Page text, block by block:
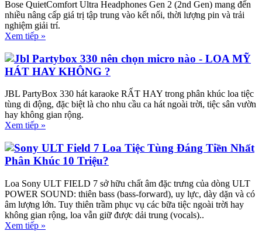
Bose QuietComfort Ultra Headphones Gen 2 (2nd Gen) mang đến
nhiều nâng cấp giá trị tập trung vào kết nối, thời lượng pin và trải
nghiệm giải trí.
Xem tiếp »
Jbl Partybox 330 nên chọn micro nào - LOA MỸ
HÁT HAY KHÔNG ?
JBL PartyBox 330 hát karaoke RẤT HAY trong phân khúc loa tiệc
tùng di động, đặc biệt là cho nhu cầu ca hát ngoài trời, tiệc sân vườn
hay không gian rộng.
Xem tiếp »
Sony ULT Field 7 Loa Tiệc Tùng Đáng Tiền Nhất
Phân Khúc 10 Triệu?
Loa Sony ULT FIELD 7 sở hữu chất âm đặc trưng của dòng ULT
POWER SOUND: thiên bass (bass-forward), uy lực, dày dặn và có
âm lượng lớn. Tuy thiên trầm phục vụ các bữa tiệc ngoài trời hay
không gian rộng, loa vẫn giữ được dải trung (vocals)..
Xem tiếp »